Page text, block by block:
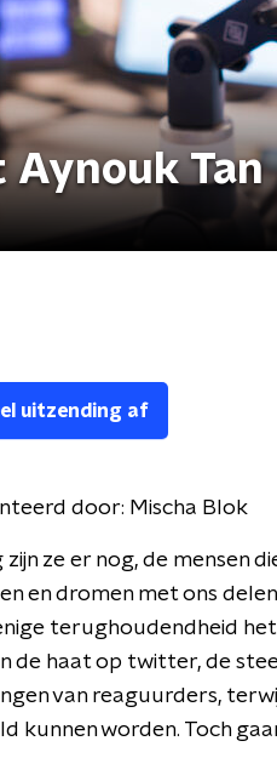
Aynouk Tan
uitzending af
door: Mischa Blok
ze er nog, de mensen
en dromen met ons
terughoudendheid
de haat op twitter, de
van reaguurders,
kunnen worden. Toch